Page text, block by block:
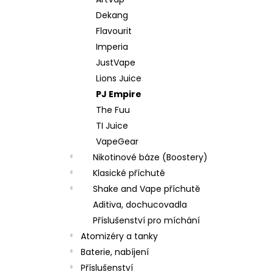
Dekang
Flavourit
Imperia
JustVape
Lions Juice
PJ Empire
The Fuu
TI Juice
VapeGear
Nikotinové báze (Boostery)
Klasické příchutě
Shake and Vape příchutě
Aditiva, dochucovadla
Příslušenství pro míchání
Atomizéry a tanky
Baterie, nabíjení
Příslušenství
JOYETECH BF SS316 ATOMIZER 0,6OHM